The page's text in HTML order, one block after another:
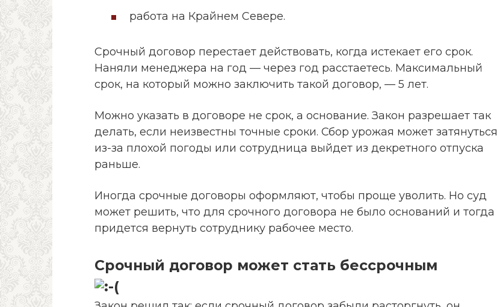
работа на Крайнем Севере.
Срочный договор перестает действовать, когда истекает его срок.
Наняли менеджера на год — через год расстаетесь. Максимальный
срок, на который можно заключить такой договор, — 5 лет.
Можно указать в договоре не срок, а основание. Закон разрешает так
делать, если неизвестны точные сроки. Сбор урожая может затянуться
из-за плохой погоды или сотрудница выйдет из декретного отпуска
раньше.
Иногда срочные договоры оформляют, чтобы проще уволить. Но суд
может решить, что для срочного договора не было оснований и тогда
придется вернуть сотруднику рабочее место.
Срочный договор может стать бессрочным